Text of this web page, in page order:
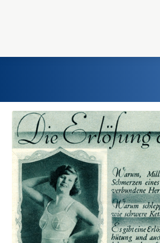
Home
Einst und Heute
Marken
Konzerne
Epoche